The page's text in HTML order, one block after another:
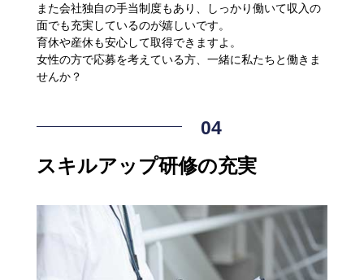
また会社独自の手当制度もあり、しっかり働いて収入の
面でも充実しているのが嬉しいです。
育休や産休も安心して取得できますよ。
女性の方で応募を考えている方、一緒に私たちと働きま
せんか？
スキルアップ研修の充実